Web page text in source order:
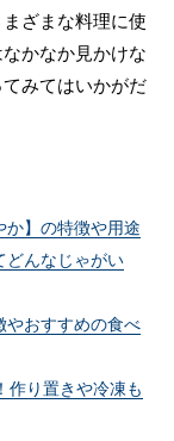
ざまな料理に使
かなか見かけな
みてはいかがだ
か】の特徴や用途
どんなじゃがい
やおすすめの食べ
作り置きや冷凍も